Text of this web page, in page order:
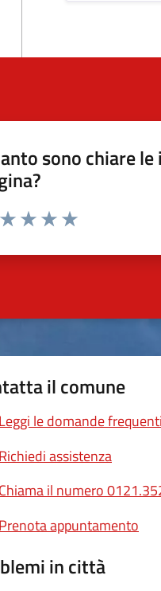
sono chiare
da 1 a 5 stelle la pagina
il comune
Leggi le domande frequenti
Richiedi assistenza
Chiama il numero
Prenota appuntamento
in città